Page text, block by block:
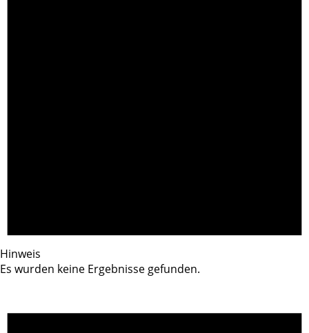
Hinweis
Es wurden keine Ergebnisse gefunden.